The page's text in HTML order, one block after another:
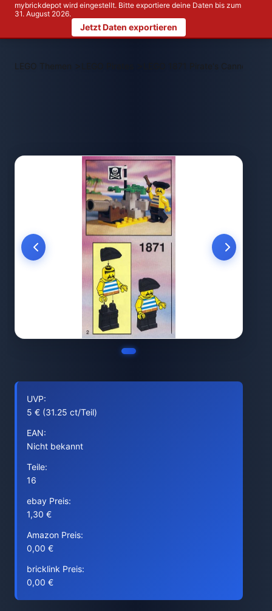
mybrickdepot wird eingestellt. Bitte exportiere deine Daten bis zum
31. August 2026.
Jetzt Daten exportieren
LEGO Themen > LEGO 1871 Pirate's Cannon
UVP:
5 € (31.25 ct/Teil)
EAN:
Nicht bekannt
Teile:
16
ebay Preis:
1,30 €
Amazon Preis:
0,00 €
bricklink Preis:
0,00 €